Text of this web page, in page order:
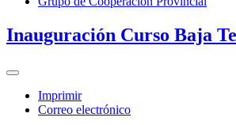
Inauguración Curso Baja
Imprimir
Correo electrónico